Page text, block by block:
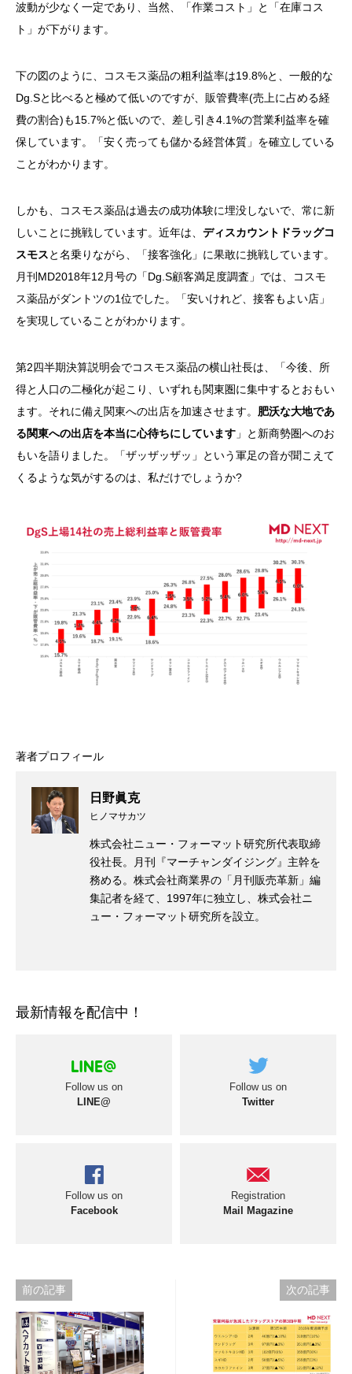
波動が少なく一定であり、当然、「作業コスト」と「在庫コス
ト」が下がります。
下の図のように、コスモス薬品の粗利益率は19.8%と、一般的な
Dg.Sと比べると極めて低いのですが、販管費率(売上に占める経
費の割合)も15.7%と低いので、差し引き4.1%の営業利益率を確
保しています。「安く売っても儲かる経営体質」を確立している
ことがわかります。
しかも、コスモス薬品は過去の成功体験に埋没しないで、常に新
しいことに挑戦しています。近年は、 ディスカウントドラッグコ
スモスと名乗りながら、「接客強化」に果敢に挑戦しています。
月刊MD2018年12月号の「Dg.S顧客満足度調査」では、コスモ
ス薬品がダントツの1位でした。「安いけれど、接客もよい店」
を実現していることがわかります。
第2四半期決算説明会でコスモス薬品の横山社長は、「今後、所
得と人口の二極化が起こり、いずれも関東圏に集中するとおもい
ます。それに備え関東への出店を加速させます。 肥沃な大地であ
る関東への出店を本当に心待ちにしています 」と新商勢圏へのお
もいを語りました。「ザッザッザッ」という軍足の音が聞こえて
くるような気がするのは、私だけでしょうか?
著者プロフィール
日野眞克
ヒノマサカツ
株式会社ニュー・フォーマット研究所代表取締
役社長。月刊『マーチャンダイジング』主幹を
務める。株式会社商業界の「月刊販売革新」編
集記者を経て、1997年に独立し、株式会社ニ
ュー・フォーマット研究所を設立。
最新情報を配信中！
Follow us on
LINE@
Follow us on
Twitter
Follow us on
Facebook
Registration
Mail Magazine
投
稿
ナ
前の記事 次の記事